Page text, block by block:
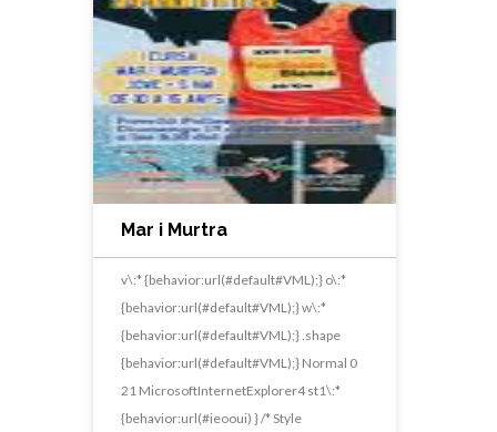
Mar i Murtra
v\:* {behavior:url(#default#VML);} o\:*
{behavior:url(#default#VML);} w\:*
{behavior:url(#default#VML);} .shape
{behavior:url(#default#VML);} Normal 0
21 MicrosoftInternetExplorer4 st1\:*
{behavior:url(#ieooui) } /* Style